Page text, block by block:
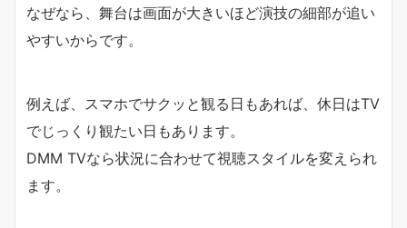
なぜなら、舞台は画面が大きいほど演技の細部が追い
やすいからです。
例えば、スマホでサクッと観る日もあれば、休日はTV
でじっくり観たい日もあります。
DMM TVなら状況に合わせて視聴スタイルを変えられ
ます。